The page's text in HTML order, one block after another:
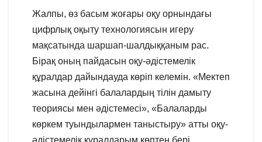
Жалпы, өз басым жоғары оқу орнындағы
цифрлық оқыту технологиясын игеру
мақсатында шаршап-шалдыққаным рас.
Бірақ оның пайдасын оқу-әдістемелік
құралдар дайындауда көріп келемін. «Мектеп
жасына дейінгі балалардың тілін дамыту
теориясы мен әдістемесі», «Балаларды
көркем туындылармен таныстыру» атты оқу-
әдістемелік құралдарым көптен бері